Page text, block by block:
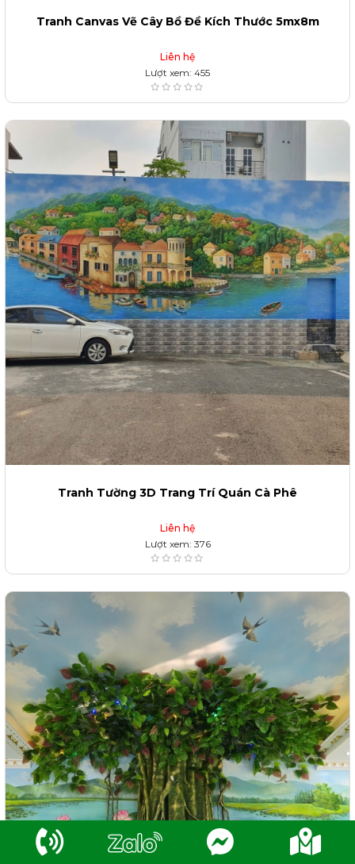
Tranh Canvas Vẽ Cây Bồ Đề Kích Thước 5mx8m
Liên hệ
Lượt xem: 455
Tranh Tường 3D Trang Trí Quán Cà Phê
Liên hệ
Lượt xem: 376